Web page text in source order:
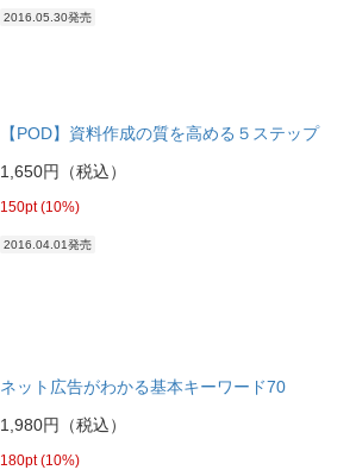
2016.05.30発売
【POD】資料作成の質を高める５ステップ
1,650円（税込）
150pt (10%)
2016.04.01発売
ネット広告がわかる基本キーワード70
1,980円（税込）
180pt (10%)